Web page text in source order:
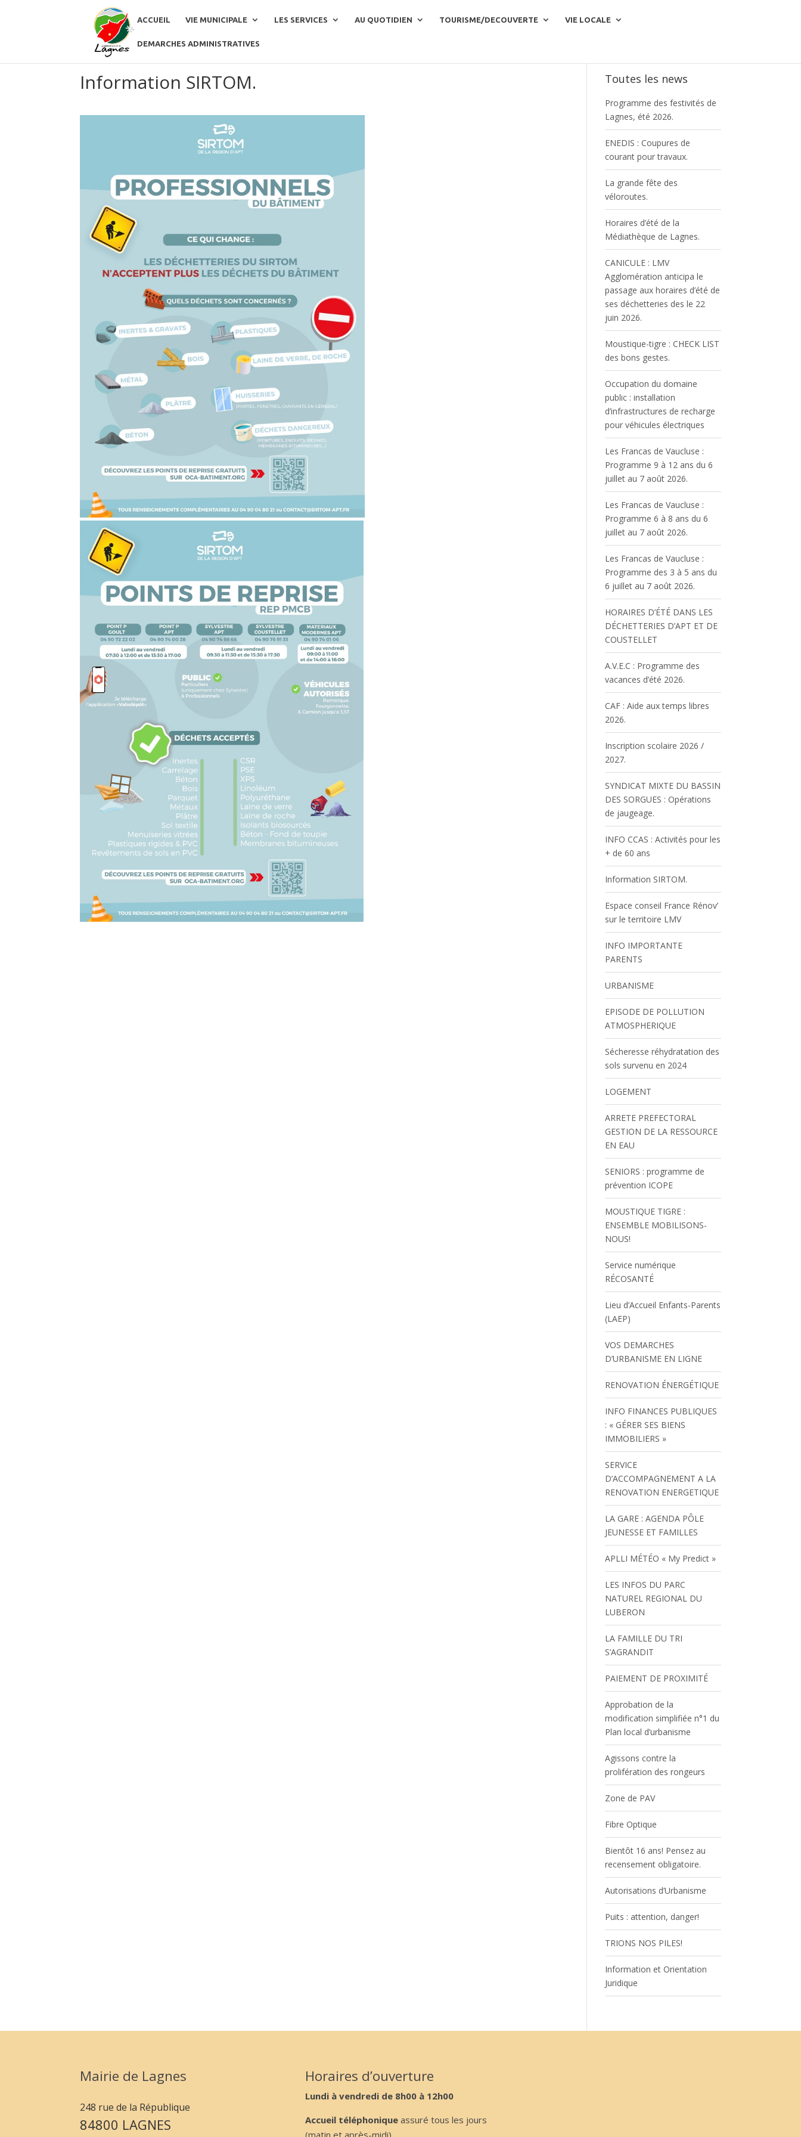
ACCUEIL VIE MUNICIPALE LES SERVICES AU QUOTIDIEN TOURISME/DECOUVERTE VIE LOCALE
DEMARCHES ADMINISTRATIVES
Information SIRTOM. Toutes les news
Programme des festivités de
Lagnes, été 2026.
ENEDIS : Coupures de
courant pour travaux.
La grande fête des
véloroutes.
Horaires d’été de la
Médiathèque de Lagnes.
CANICULE : LMV
Agglomération anticipa le
passage aux horaires d’été de
ses déchetteries des le 22
juin 2026.
Moustique-tigre : CHECK LIST
des bons gestes.
Occupation du domaine
public : installation
d’infrastructures de recharge
pour véhicules électriques
Les Francas de Vaucluse :
Programme 9 à 12 ans du 6
juillet au 7 août 2026.
Les Francas de Vaucluse :
Programme 6 à 8 ans du 6
juillet au 7 août 2026.
Les Francas de Vaucluse :
Programme des 3 à 5 ans du
6 juillet au 7 août 2026.
HORAIRES D’ÉTÉ DANS LES
DÉCHETTERIES D’APT ET DE
COUSTELLET
A.V.E.C : Programme des
vacances d’été 2026.
CAF : Aide aux temps libres
2026.
Inscription scolaire 2026 /
2027.
SYNDICAT MIXTE DU BASSIN
DES SORGUES : Opérations
de jaugeage.
INFO CCAS : Activités pour les
+ de 60 ans
Information SIRTOM.
Espace conseil France Rénov’
sur le territoire LMV
INFO IMPORTANTE
PARENTS
URBANISME
EPISODE DE POLLUTION
ATMOSPHERIQUE
Sécheresse réhydratation des
sols survenu en 2024
LOGEMENT
ARRETE PREFECTORAL
GESTION DE LA RESSOURCE
EN EAU
SENIORS : programme de
prévention ICOPE
MOUSTIQUE TIGRE :
ENSEMBLE MOBILISONS-
NOUS!
Service numérique
RÉCOSANTÉ
Lieu d’Accueil Enfants-Parents
(LAEP)
VOS DEMARCHES
D’URBANISME EN LIGNE
RENOVATION ÉNERGÉTIQUE
INFO FINANCES PUBLIQUES
: « GÉRER SES BIENS
IMMOBILIERS »
SERVICE
D’ACCOMPAGNEMENT A LA
RENOVATION ENERGETIQUE
LA GARE : AGENDA PÔLE
JEUNESSE ET FAMILLES
APLLI MÉTÉO « My Predict »
LES INFOS DU PARC
NATUREL REGIONAL DU
LUBERON
LA FAMILLE DU TRI
S’AGRANDIT
PAIEMENT DE PROXIMITÉ
Approbation de la
modification simplifiée n°1 du
Plan local d’urbanisme
Agissons contre la
prolifération des rongeurs
Zone de PAV
Fibre Optique
Bientôt 16 ans! Pensez au
recensement obligatoire.
Autorisations d’Urbanisme
Puits : attention, danger!
TRIONS NOS PILES!
Information et Orientation
Juridique
Mairie de Lagnes
248 rue de la République
84800 LAGNES
Horaires d’ouverture
Lundi à vendredi de 8h00 à 12h00
Accueil téléphonique assuré tous les jours
(matin et après-midi)